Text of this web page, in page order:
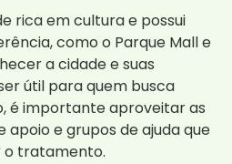
rica em cultura e possui
como o Parque Mall e
a cidade e suas
útil para quem busca
é importante aproveitar as
apoio e grupos de ajuda que
tratamento.